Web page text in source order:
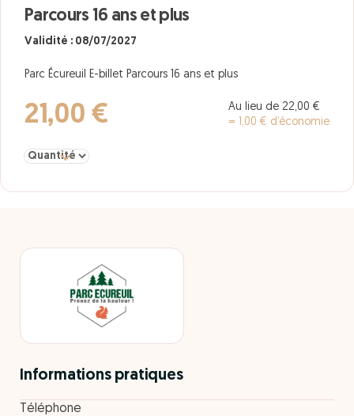
Parcours 16 ans et plus
Validité : 08/07/2027
Parc Écureuil E-billet Parcours 16 ans et plus
21,00 €
Au lieu de 22,00 €
= 1,00 € d’économie
Sélectionner la quantité pour Parcours 16 ans et plus
Informations pratiques
Téléphone